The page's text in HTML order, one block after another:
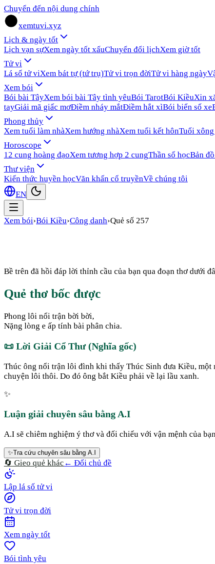
Chuyển đến nội dung chính
xemtuvi.xyz
Lịch & ngày tốt
Lịch vạn sựXem ngày tốt xấuChuyển đổi lịchXem giờ tốt
Tử vi
Lá số tử viXem bát tự (tứ trụ)Tử vi trọn đờiTử vi hàng ngày
Xem bói
Bói bài TâyXem bói bài Tây tình yêuBói TarotBói KiềuXin
tayGiải mã giấc mơĐiềm nháy mắtĐiềm hắt xìBói biển số xe
Phong thủy
Xem tuổi làm nhàXem hướng nhàXem tuổi kết hônTuổi
Horoscope
12 cung hoàng đạoXem tương hợp 2 cungThần số họcBản
Thư viện
Kiến thức huyền họcVăn khấn cổ truyềnVề chúng tôi
EN
Xem bói›Bói Kiều›Công danh›Quẻ số 257
Bề trên đã hồi đáp lời thỉnh cầu của bạn qua đoạn thơ dưới
Quẻ thơ bốc được
Phong lôi nổi trận bời bời,
Nặng lòng e ấp tính bài phân chia.
📜 Lời Giải Cổ Thư (Nghĩa gốc)
Thúc ông nổi trận lôi đình khi thấy Thúc Sinh đưa Kiều,
chuyện lôi thôi. Do đó ông bắt Kiều phải về lại lầu xanh.
✨
Luận giải chuyên sâu bằng A.I
A.I sẽ chiêm nghiệm ý thơ và đối chiếu với vận mệnh của
✨Tra cứu chuyên sâu bằng A.I
🔄 Gieo quẻ khác ← Đổi chủ đề
Lập lá số tử vi
Tử vi trọn đời
Xem ngày tốt
Bói tình yêu